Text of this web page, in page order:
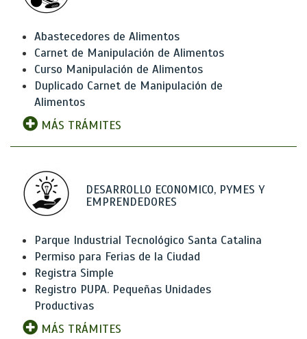
Abastecedores de Alimentos
Carnet de Manipulación de Alimentos
Curso Manipulación de Alimentos
Duplicado Carnet de Manipulación de
Alimentos
MÁS TRÁMITES
DESARROLLO ECONOMICO, PYMES Y
EMPRENDEDORES
Parque Industrial Tecnológico Santa Catalina
Permiso para Ferias de la Ciudad
Registra Simple
Registro PUPA. Pequeñas Unidades
Productivas
MÁS TRÁMITES